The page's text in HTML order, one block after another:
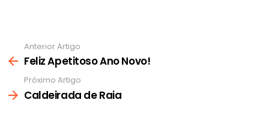
mais
Anterior Artigo
Feliz Apetitoso Ano Novo!
Próximo Artigo
Caldeirada de Raia